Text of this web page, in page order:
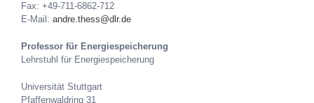
Fax: +49-711-6862-712
E-Mail: andre.thess@dlr.de
Professor für Energiespeicherung
Lehrstuhl für Energiespeicherung
Universität Stuttgart
Pfaffenwaldring 31